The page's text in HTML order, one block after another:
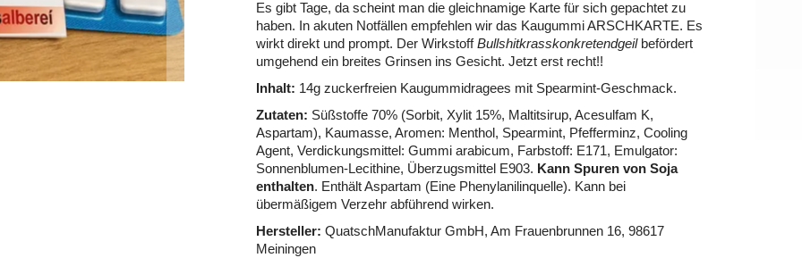
Es gibt Tage, da scheint man die gleichnamige Karte für sich gepachtet zu
haben. In akuten Notfällen empfehlen wir das Kaugummi ARSCHKARTE. Es
wirkt direkt und prompt. Der WirkstoffBullshitkrasskonkretendgeilbefördert
umgehend ein breites Grinsen ins Gesicht. Jetzt erst recht!!
Inhalt: 14g zuckerfreien Kaugummidragees mit Spearmint-Geschmack.
Zutaten: Süßstoffe 70% (Sorbit, Xylit 15%, Maltitsirup, Acesulfam K,
Aspartam), Kaumasse, Aromen: Menthol, Spearmint, Pfefferminz, Cooling
Agent, Verdickungsmittel: Gummi arabicum, Farbstoff: E171, Emulgator:
Sonnenblumen-Lecithine, Überzugsmittel E903. Kann Spuren von Soja
enthalten. Enthält Aspartam (Eine Phenylanilinquelle). Kann bei
übermäßigem Verzehr abführend wirken.
Hersteller: QuatschManufaktur GmbH, Am Frauenbrunnen 16, 98617
Meiningen